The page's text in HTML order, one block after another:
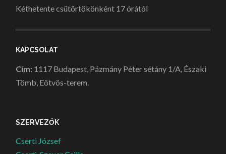
Kéthetente csütörtökönként 17 órától
KAPCSOLAT
Cím: 1117 Budapest, Pázmány Péter sétány 1/A, Északi
Tömb, Eötvös-terem.
SZERVEZŐK
Cserti József